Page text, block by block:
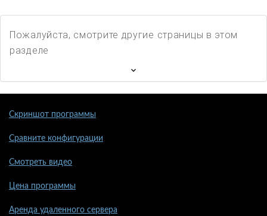
Пожалуйста, смотрите другие страницы в этом
разделе
Скриншот программы
Сравните конфигурации
Смотреть видео
Цена программы
Аренда удаленного сервера